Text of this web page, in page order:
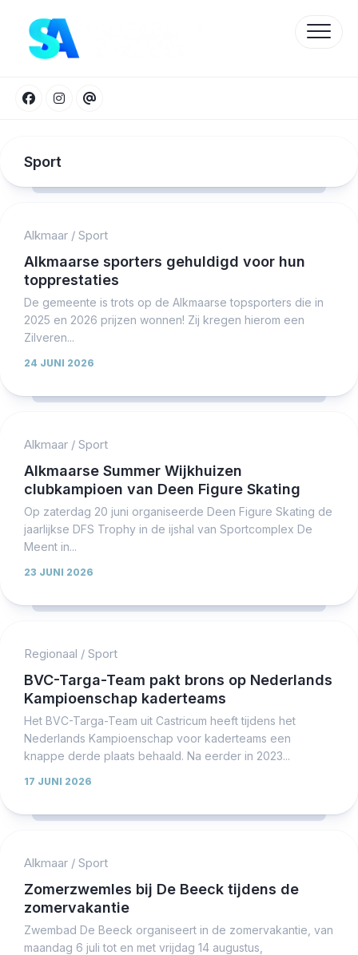
content
Sport
Alkmaar / Sport
Alkmaarse sporters gehuldigd voor hun
topprestaties
De gemeente is trots op de Alkmaarse topsporters die in
2025 en 2026 prijzen wonnen! Zij kregen hierom een
Zilveren...
24 JUNI 2026
Alkmaar / Sport
Alkmaarse Summer Wijkhuizen
clubkampioen van Deen Figure Skating
Op zaterdag 20 juni organiseerde Deen Figure Skating de
jaarlijkse DFS Trophy in de ijshal van Sportcomplex De
Meent in...
23 JUNI 2026
Regionaal / Sport
BVC-Targa-Team pakt brons op Nederlands
Kampioenschap kaderteams
Het BVC-Targa-Team uit Castricum heeft tijdens het
Nederlands Kampioenschap voor kaderteams een
knappe derde plaats behaald. Na eerder in 2023...
17 JUNI 2026
Alkmaar / Sport
Zomerzwemles bij De Beeck tijdens de
zomervakantie
Zwembad De Beeck organiseert in de zomervakantie, van
maandag 6 juli tot en met vrijdag 14 augustus,
Protected by WP Anti-Hacker